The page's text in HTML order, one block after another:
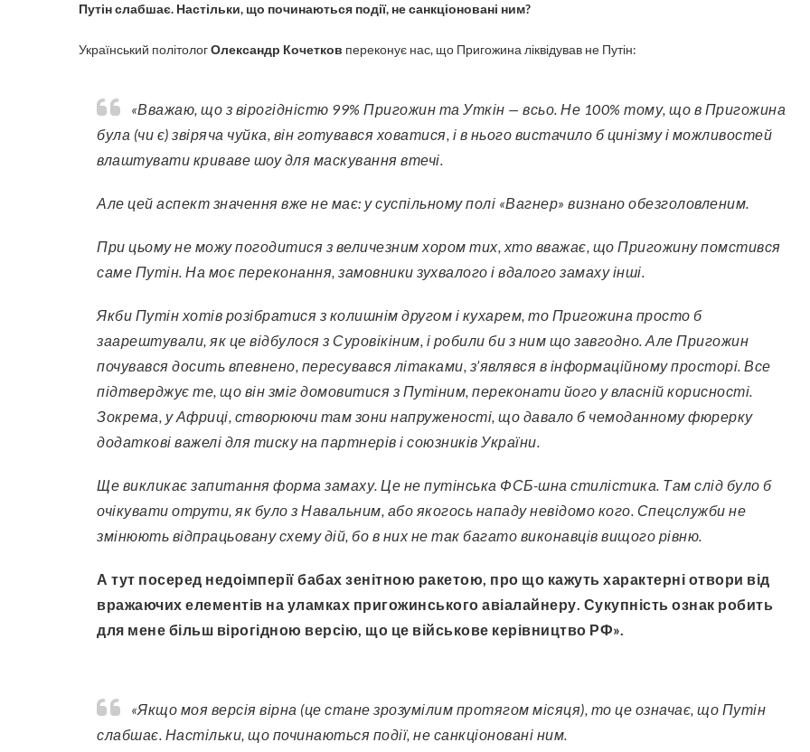
Путін слабшає. Настільки, що починаються події, не санкціоновані ним?
Український політологОлександр Кочетков переконує нас, що Пригожина ліквідував не Путін:
«Вважаю, що з вірогідністю 99% Пригожин та Уткін — всьо. Не 100% тому, що в Пригожина
була (чи є) звіряча чуйка, він готувався ховатися, і в нього вистачило б цинізму і можливостей
влаштувати криваве шоу для маскування втечі.
Але цей аспект значення вже не має: у суспільному полі «Вагнер» визнано обезголовленим.
При цьому не можу погодитися з величезним хором тих, хто вважає, що Пригожину помстився
саме Путін. На моє переконання, замовники зухвалого і вдалого замаху інші.
Якби Путін хотів розібратися з колишнім другом і кухарем, то Пригожина просто б
заарештували, як це відбулося з Суровікіним, і робили би з ним що завгодно. Але Пригожин
почувався досить впевнено, пересувався літаками, з’являвся в інформаційному просторі. Все
підтверджує те, що він зміг домовитися з Путіним, переконати його у власній корисності.
Зокрема, у Африці, створюючи там зони напруженості, що давало б чемоданному фюрерку
додаткові важелі для тиску на партнерів і союзників України.
Ще викликає запитання форма замаху. Це не путінська ФСБ-шна стилістика. Там слід було б
очікувати отрути, як було з Навальним, або якогось нападу невідомо кого. Спецслужби не
змінюють відпрацьовану схему дій, бо в них не так багато виконавців вищого рівню.
А тут посеред недоімперії бабах зенітною ракетою, про що кажуть характерні отвори від
вражаючих елементів на уламках пригожинського авіалайнеру. Сукупність ознак робить
для мене більш вірогідною версію, що це військове керівництво РФ».
«Якщо моя версія вірна (це стане зрозумілим протягом місяця), то це означає, що Путін
слабшає. Настільки, що починаються події, не санкціоновані ним.